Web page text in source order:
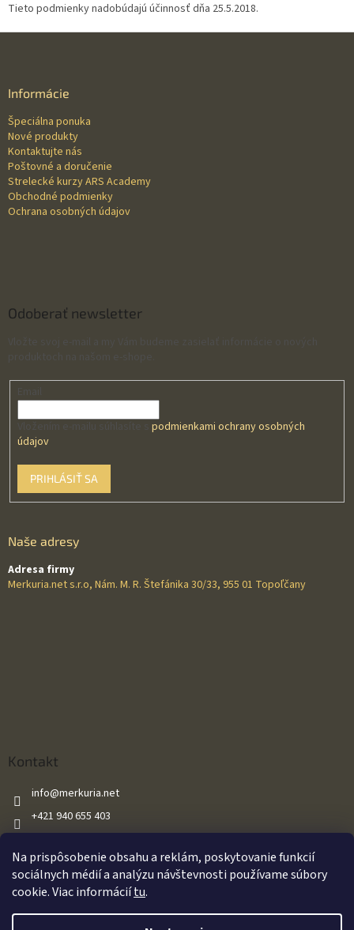
Na prispôsobenie obsahu a reklám, poskytovanie funkcií
sociálnych médií a analýzu návštevnosti používame súbory
cookie. Viac informáciítu.
Tieto podmienky nadobúdajú účinnosť dňa 25.5.2018.
Informácie
Špeciálna ponuka
Nové produkty
Kontaktujte nás
Poštovné a doručenie
Strelecké kurzy ARS Academy
Obchodné podmienky
Ochrana osobných údajov
Odoberať newsletter
podmienkami ochrany osobných
údajov
PRIHLÁSIŤ SA
Naše adresy
Adresa firmy
Merkuria.net s.r.o, Nám. M. R. Štefánika 30/33, 955 01 Topoľčany
Kontakt
info@merkuria.net
+421 940 655 403
Merkuria.net